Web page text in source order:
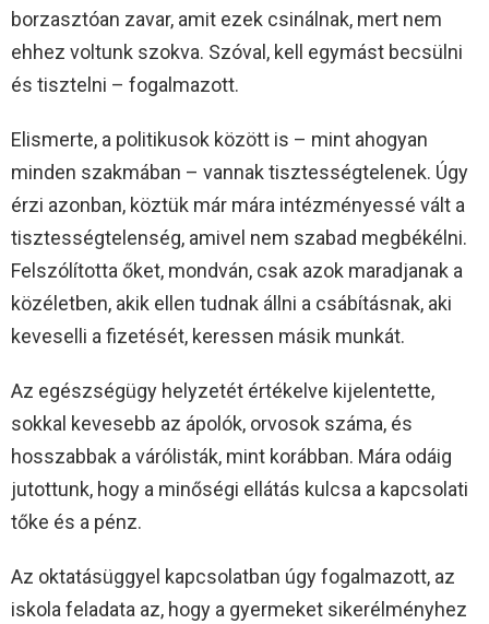
borzasztóan zavar, amit ezek csinálnak, mert nem
ehhez voltunk szokva. Szóval, kell egymást becsülni
és tisztelni – fogalmazott.
Elismerte, a politikusok között is – mint ahogyan
minden szakmában – vannak tisztességtelenek. Úgy
érzi azonban, köztük már mára intézményessé vált a
tisztességtelenség, amivel nem szabad megbékélni.
Felszólította őket, mondván, csak azok maradjanak a
közéletben, akik ellen tudnak állni a csábításnak, aki
keveselli a fizetését, keressen másik munkát.
Az egészségügy helyzetét értékelve kijelentette,
sokkal kevesebb az ápolók, orvosok száma, és
hosszabbak a várólisták, mint korábban. Mára odáig
jutottunk, hogy a minőségi ellátás kulcsa a kapcsolati
tőke és a pénz.
Az oktatásüggyel kapcsolatban úgy fogalmazott, az
iskola feladata az, hogy a gyermeket sikerélményhez